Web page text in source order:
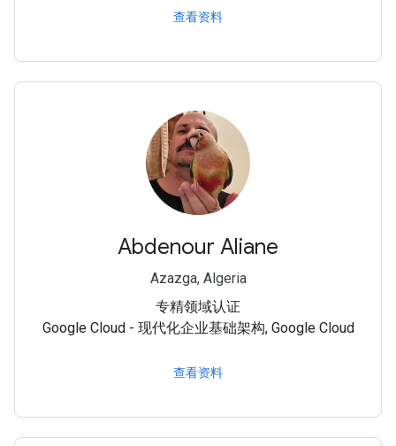
查看资料
Abdenour Aliane
Azazga, Algeria
专精领域认证
Google Cloud - 现代化企业基础架构, Google Cloud
查看资料